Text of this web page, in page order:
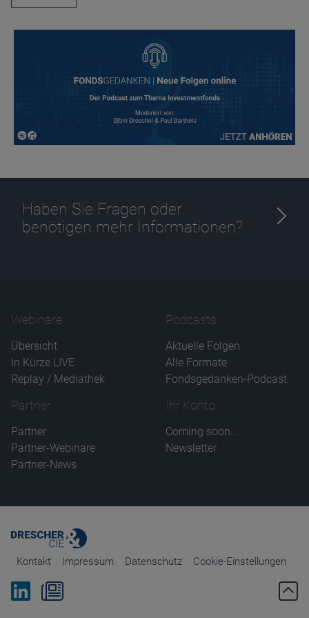
Haben Sie Fragen oder
benötigen mehr Informationen?
Webinare
Übersicht
In Kürze LIVE
Replay / Mediathek
Podcasts
Aktuelle Folgen
Alle Formate
Fondsgedanken-Podcast
Partner
Partner
Partner-Webinare
Partner-News
Ihr Konto
Coming soon...
Newsletter
Kontakt Impressum Datenschutz Cookie-Einstellungen
Bei Linkedin folgen
Zum Newsletter anmelden